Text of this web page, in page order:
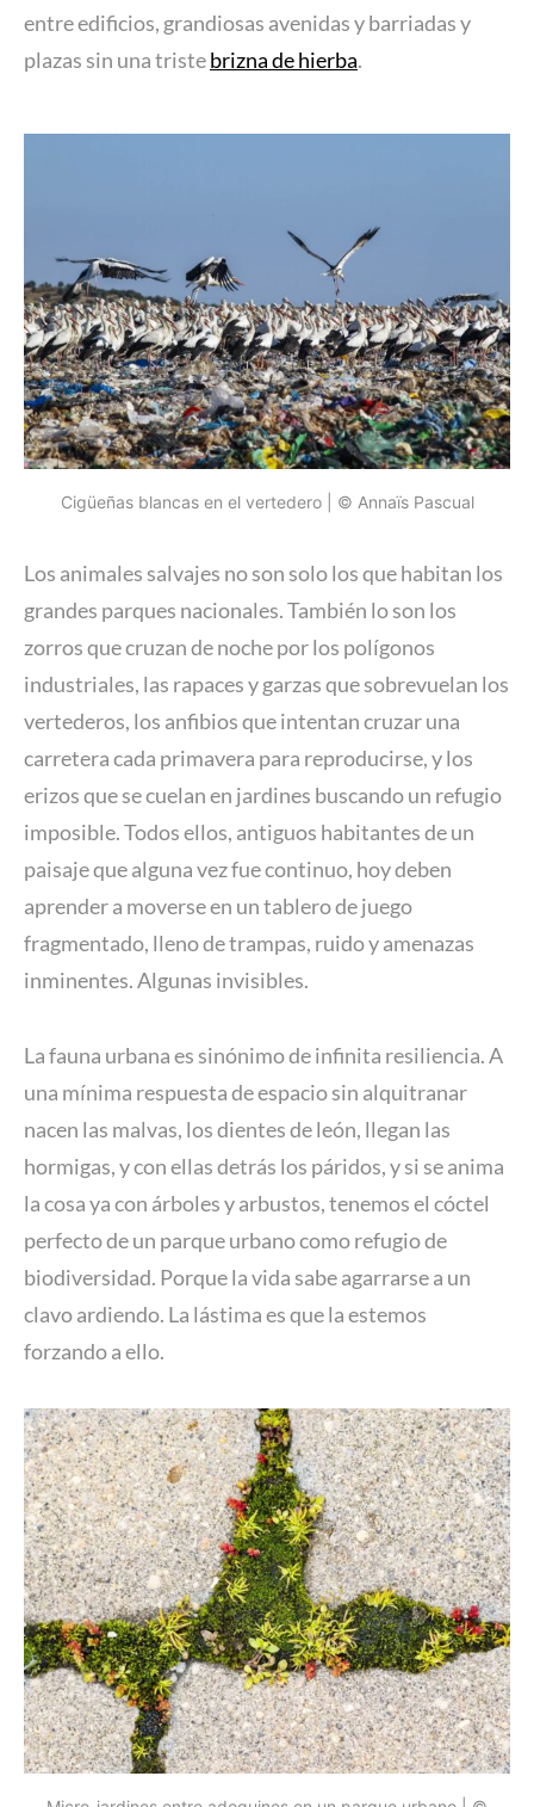
entre edificios, grandiosas avenidas y barriadas y
plazas sin una tristebrizna de hierba.
Cigüeñas blancas en el vertedero | © Annaïs Pascual
Los animales salvajes no son solo los que habitan los
grandes parques nacionales. También lo son los
zorros que cruzan de noche por los polígonos
industriales, las rapaces y garzas que sobrevuelan los
vertederos, los anfibios que intentan cruzar una
carretera cada primavera para reproducirse, y los
erizos que se cuelan en jardines buscando un refugio
imposible. Todos ellos, antiguos habitantes de un
paisaje que alguna vez fue continuo, hoy deben
aprender a moverse en un tablero de juego
fragmentado, lleno de trampas, ruido y amenazas
inminentes. Algunas invisibles.
La fauna urbana es sinónimo de infinita resiliencia. A
una mínima respuesta de espacio sin alquitranar
nacen las malvas, los dientes de león, llegan las
hormigas, y con ellas detrás los páridos, y si se anima
la cosa ya con árboles y arbustos, tenemos el cóctel
perfecto de un parque urbano como refugio de
biodiversidad. Porque la vida sabe agarrarse a un
clavo ardiendo. La lástima es que la estemos
forzando a ello.